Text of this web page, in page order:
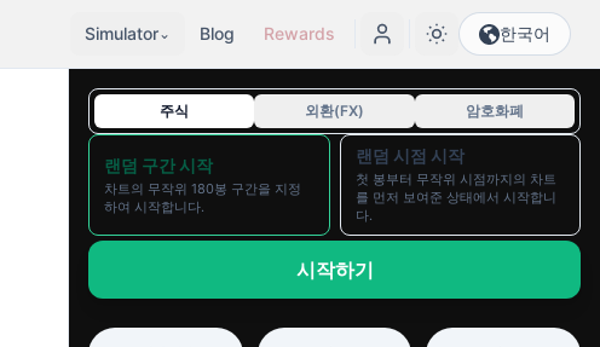
Simulator⌄ Blog Rewards 한국어
주식 외환(FX) 암호화폐
랜덤 구간 시작
차트의 무작위 180봉 구간을 지정
하여 시작합니다.
랜덤 시점 시작
첫 봉부터 무작위 시점까지의 차트
를 먼저 보여준 상태에서 시작합니
다.
시작하기